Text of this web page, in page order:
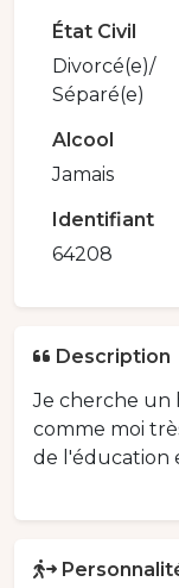
État Civil
Divorcé(e)/
Séparé(e)
Alcool
Jamais
Identifiant
64208
Description
Je cherche un
comme moi
de l'éducation